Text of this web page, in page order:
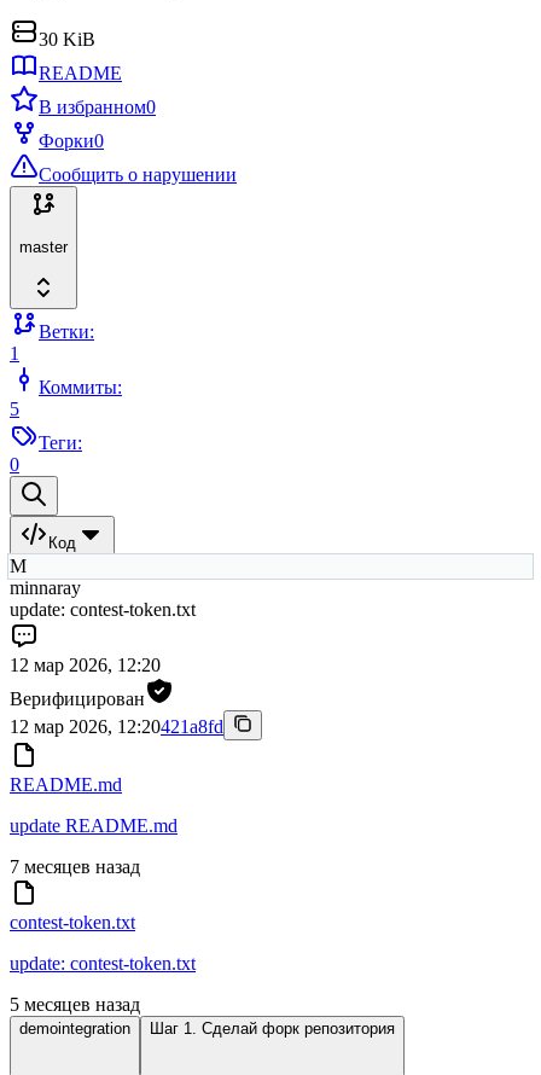
30 KiB
README
В избранном0
Форки0
Сообщить о нарушении
master
Ветки:
1
Коммиты:
5
Теги:
0
Код
M
minnaray
update: contest-token.txt
12 мар 2026, 12:20
Верифицирован
12 мар 2026, 12:20421a8fd
README.md
update README.md
7 месяцев назад
contest-token.txt
update: contest-token.txt
5 месяцев назад
demointegration Шаг 1. Сделай форк репозитория